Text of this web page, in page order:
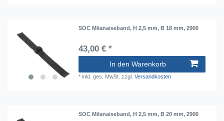
SOC Milanaiseband, H 2,5 mm, B 18 mm, 2906
43,00 € *
In den Warenkorb
*inkl. ges. MwSt. zzgl.Versandkosten
SOC Milanaiseband, H 2,5 mm, B 20 mm, 2906